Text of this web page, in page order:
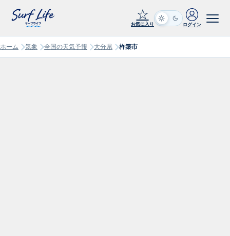
☆
お気に入り ログイン
ホーム 気象 全国の天気予報 大分県 杵築市